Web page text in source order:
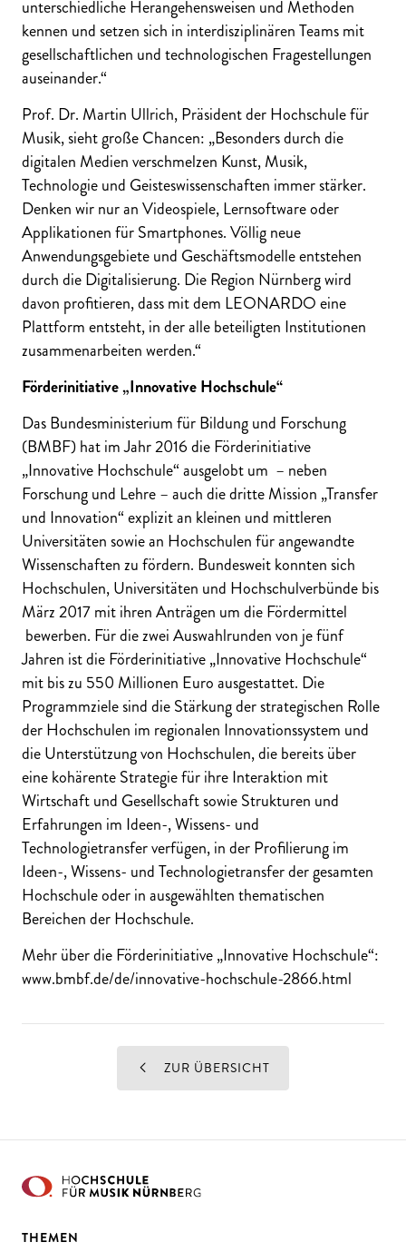
unterschiedliche Herangehensweisen und Methoden
kennen und setzen sich in interdisziplinären Teams mit
gesellschaftlichen und technologischen Fragestellungen
auseinander.“
Prof. Dr. Martin Ullrich, Präsident der Hochschule für
Musik, sieht große Chancen: „Besonders durch die
digitalen Medien verschmelzen Kunst, Musik,
Technologie und Geisteswissenschaften immer stärker.
Denken wir nur an Videospiele, Lernsoftware oder
Applikationen für Smartphones. Völlig neue
Anwendungsgebiete und Geschäftsmodelle entstehen
durch die Digitalisierung. Die Region Nürnberg wird
davon profitieren, dass mit dem LEONARDO eine
Plattform entsteht, in der alle beteiligten Institutionen
zusammenarbeiten werden.“
Förderinitiative „Innovative Hochschule“
Das Bundesministerium für Bildung und Forschung
(BMBF) hat im Jahr 2016 die Förderinitiative
„Innovative Hochschule“ ausgelobt um – neben
Forschung und Lehre – auch die dritte Mission „Transfer
und Innovation“ explizit an kleinen und mittleren
Universitäten sowie an Hochschulen für angewandte
Wissenschaften zu fördern. Bundesweit konnten sich
Hochschulen, Universitäten und Hochschulverbünde bis
März 2017 mit ihren Anträgen um die Fördermittel
bewerben. Für die zwei Auswahlrunden von je fünf
Jahren ist die Förderinitiative „Innovative Hochschule“
mit bis zu 550 Millionen Euro ausgestattet. Die
Programmziele sind die Stärkung der strategischen Rolle
der Hochschulen im regionalen Innovationssystem und
die Unterstützung von Hochschulen, die bereits über
eine kohärente Strategie für ihre Interaktion mit
Wirtschaft und Gesellschaft sowie Strukturen und
Erfahrungen im Ideen-, Wissens- und
Technologietransfer verfügen, in der Profilierung im
Ideen-, Wissens- und Technologietransfer der gesamten
Hochschule oder in ausgewählten thematischen
Bereichen der Hochschule.
Mehr über die Förderinitiative „Innovative Hochschule“:
www.bmbf.de/de/innovative-hochschule-2866.html
ZUR ÜBERSICHT
THEMEN